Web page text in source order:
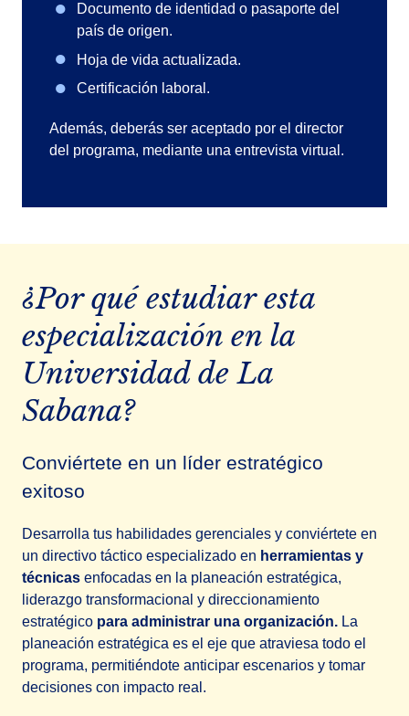
Documento de identidad o pasaporte del
país de origen.
Hoja de vida actualizada.
Certificación laboral.
Además, deberás ser aceptado por el director
del programa, mediante una entrevista virtual.
¿Por qué estudiar esta
especialización en la
Universidad de La
Sabana?
Conviértete en un líder estratégico
exitoso
Desarrolla tus habilidades gerenciales y conviértete en
un directivo táctico especializado en herramientas y
técnicas enfocadas en la planeación estratégica,
liderazgo transformacional y direccionamiento
estratégico para administrar una organización. La
planeación estratégica es el eje que atraviesa todo el
programa, permitiéndote anticipar escenarios y tomar
decisiones con impacto real.